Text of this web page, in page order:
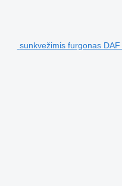
sunkvežimis furgonas